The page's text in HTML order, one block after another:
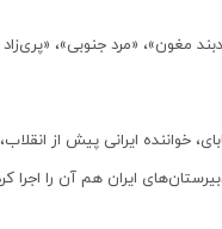
مغون»، «مرد جنوبی»،
خواننده ایرانی پیش از
ایران هم آن را